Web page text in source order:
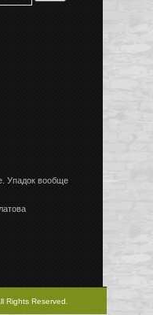
Упадок вообще
Reserved.